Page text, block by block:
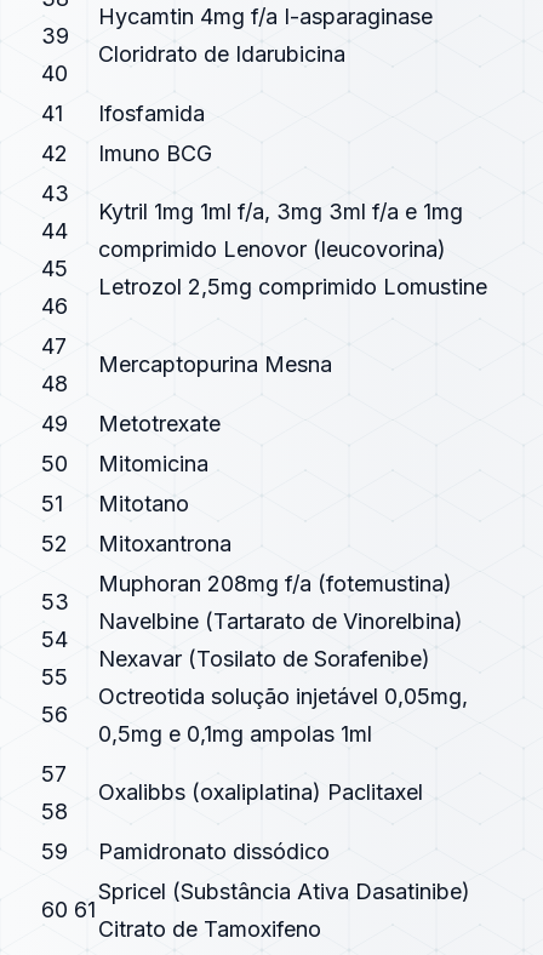
39
40
Hycamtin 4mg f/a I-asparaginase
Cloridrato de Idarubicina
41
Ifosfamida
42
Imuno BCG
43
44
45
46
Kytril 1mg 1ml f/a, 3mg 3ml f/a e 1mg
comprimido Lenovor (leucovorina)
Letrozol 2,5mg comprimido Lomustine
47
48
Mercaptopurina Mesna
49
Metotrexate
50
Mitomicina
51
Mitotano
52
Mitoxantrona
53
54
55
56
Muphoran 208mg f/a (fotemustina)
Navelbine (Tartarato de Vinorelbina)
Nexavar (Tosilato de Sorafenibe)
Octreotida solução injetável 0,05mg,
0,5mg e 0,1mg ampolas 1ml
57
58
Oxalibbs (oxaliplatina) Paclitaxel
59 Pamidronato dissódico
60 61
Spricel (Substância Ativa Dasatinibe)
Citrato de Tamoxifeno